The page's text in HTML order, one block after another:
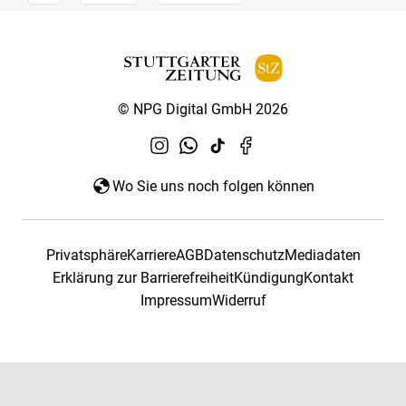
© NPG Digital GmbH 2026
Wo Sie uns noch folgen können
PrivatsphäreKarriereAGBDatenschutzMediadaten
Erklärung zur BarrierefreiheitKündigungKontakt
ImpressumWiderruf